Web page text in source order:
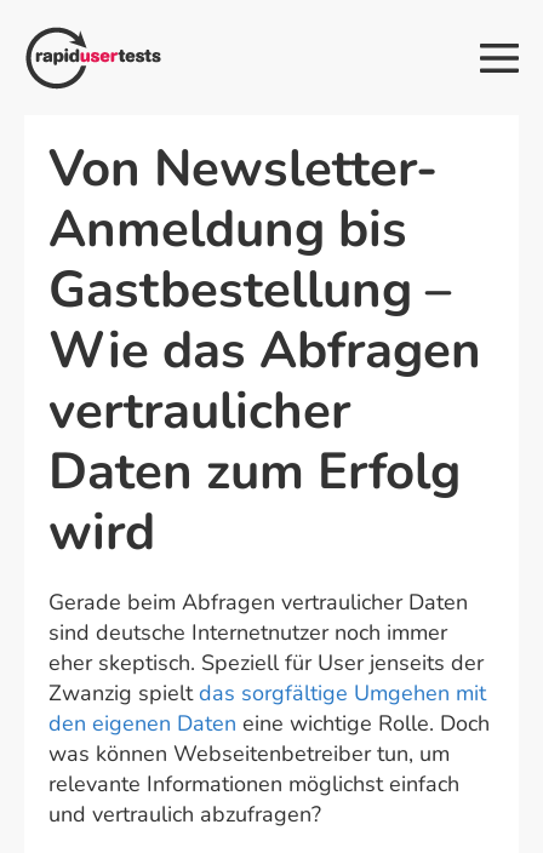
Inhalt
springen
Von Newsletter-
Anmeldung bis
Gastbestellung –
Wie das Abfragen
vertraulicher
Daten zum Erfolg
wird
Gerade beim Abfragen vertraulicher Daten
sind deutsche Internetnutzer noch immer
eher skeptisch. Speziell für User jenseits der
Zwanzig spieltdas sorgfältige Umgehen mit
den eigenen Daten eine wichtige Rolle. Doch
was können Webseitenbetreiber tun, um
relevante Informationen möglichst einfach
und vertraulich abzufragen?